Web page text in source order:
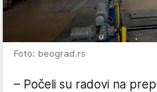
Foto: beograd.rs
– Počeli su radovi na